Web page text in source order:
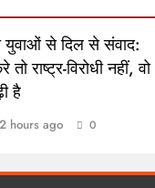
युवाओं से दिल से संवाद:
राष्ट्र-विरोधी नहीं, वो
है
2 hours ago 0